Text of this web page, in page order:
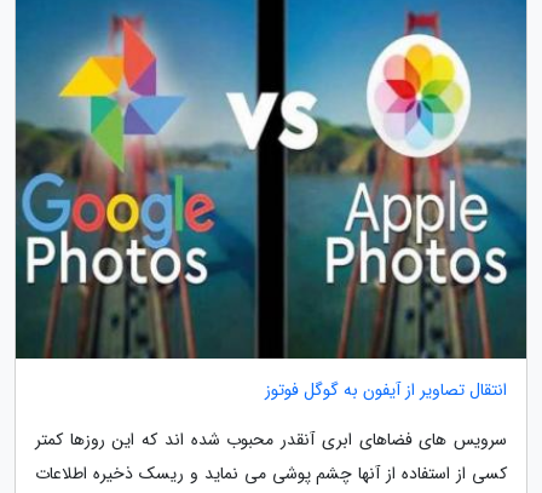
انتقال تصاویر از آیفون به گوگل فوتوز
سرویس های فضاهای ابری آنقدر محبوب شده اند که این روزها کمتر
کسی از استفاده از آنها چشم پوشی می نماید و ریسک ذخیره اطلاعات